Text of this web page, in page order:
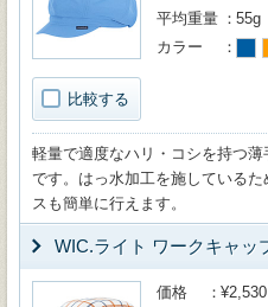
比較する
平均重量
55g
カラー
軽量で適度なハリ・コシを持つ
です。はっ水加工を施している
スも簡単に行えます。
WIC.ライト ワークキャッ
価格
¥2,530